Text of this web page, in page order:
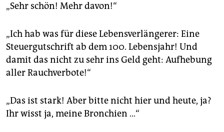
„Sehr schön! Mehr davon!“
„Ich hab was für diese Lebensverlängerer: Eine
Steuergutschrift ab dem 100. Lebensjahr! Und
damit das nicht zu sehr ins Geld geht: Aufhebung
aller Rauchverbote!“
„Das ist stark! Aber bitte nicht hier und heute, ja?
Ihr wisst ja, meine Bronchien …“